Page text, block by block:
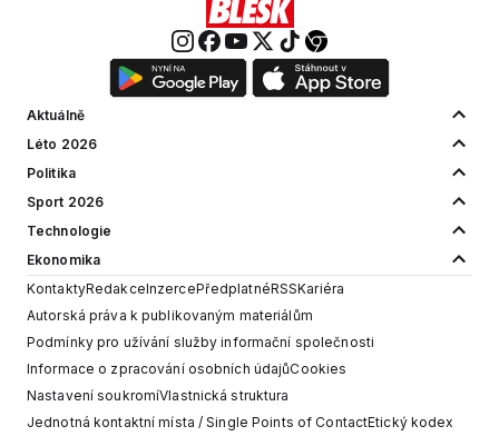
Aktuálně
Léto 2026
Politika
Sport 2026
Technologie
Ekonomika
KontaktyRedakceInzercePředplatnéRSSKariéra
Autorská práva k publikovaným materiálům
Podmínky pro užívání služby informační společnosti
Informace o zpracování osobních údajůCookies
Nastavení soukromíVlastnická struktura
Jednotná kontaktní místa / Single Points of ContactEtický kodex